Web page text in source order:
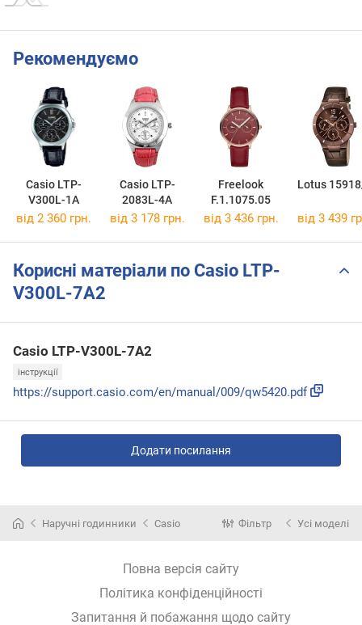
Рекомендуємо
Casio LTP-
V300L-1A
Casio LTP-
2083L-4A
Freelook
F.1.1075.05
Lotus
від 2 360 грн. від 3 178 грн. від 3 436 грн. від 3 439
Корисні матеріали по Casio LTP-
V300L-7A2
Casio LTP-V300L-7A2
інструкції
https://support.casio.com/en/manual/009/qw5420.pdf
Додати посилання
Наручні годинники Casio Фільтр Усі моделі
Повна версія сайту
Політика конфіденційності
Запитання й побажання щодо сайту